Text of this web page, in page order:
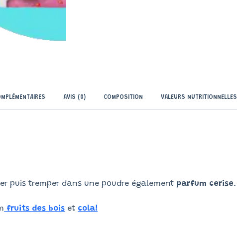
AVIS (0) COMPOSITION VALEURS NUTRITIONNELLES
puis tremper dans une poudre également parfum cerise.
fruits des bois et cola!